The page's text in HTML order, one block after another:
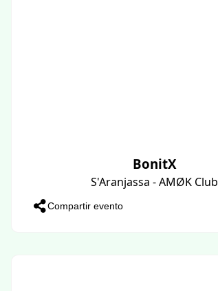
BonitX
S'Aranjassa - AMØK Club
Compartir evento